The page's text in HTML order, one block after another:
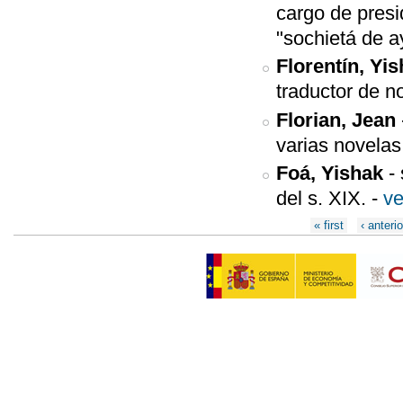
cargo de
"sochietá de
Florentín,
traductor de
Florian, Jean
varias
Foá, Yishak -
del s. XIX. -
Páginas« first ‹